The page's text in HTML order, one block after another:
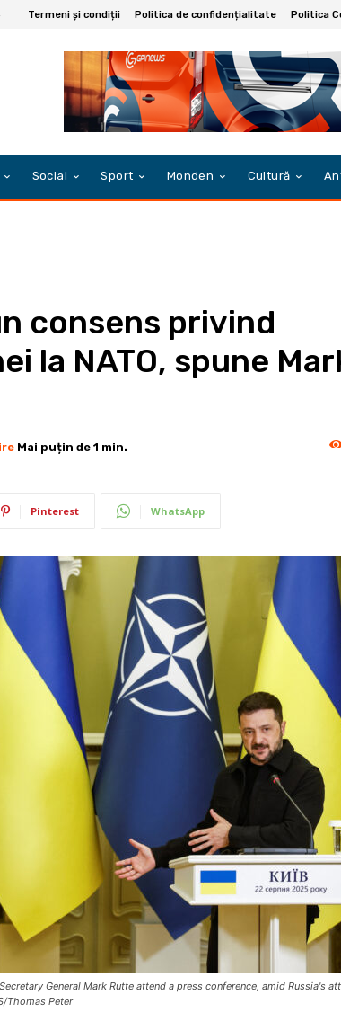
Termeni și condiții Politica de confidențialitate Politica
Social Sport Monden Cultură
consens privind
la NATO, spune
Mai puțin de 1 min.
Pinterest WhatsApp
General Mark Rutte attend a press conference, amid Russia's
Thomas Peter